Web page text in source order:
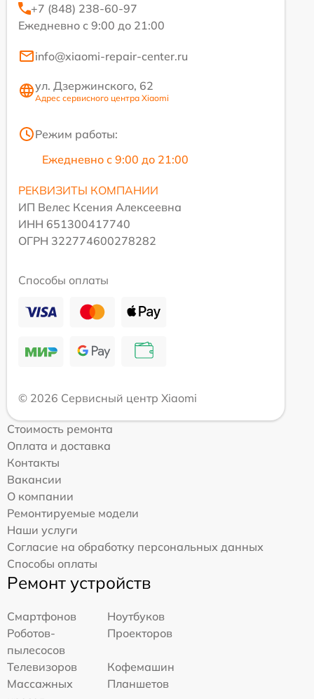
+7 (848) 238-60-97
Ежедневно с 9:00 до 21:00
info@xiaomi-repair-center.ru
ул. Дзержинского, 62
Адрес сервисного центра Xiaomi
Режим работы:
Ежедневно с 9:00 до 21:00
РЕКВИЗИТЫ КОМПАНИИ
ИП Велес Ксения Алексеевна
ИНН 651300417740
ОГРН 322774600278282
Способы оплаты
© 2026 Сервисный центр Xiaomi
Стоимость ремонта
Оплата и доставка
Контакты
Вакансии
О компании
Ремонтируемые модели
Наши услуги
Согласие на обработку персональных данных
Способы оплаты
Ремонт устройств
Смартфонов
Ноутбуков
Роботов-
пылесосов
Проекторов
Телевизоров
Кофемашин
Массажных
Планшетов